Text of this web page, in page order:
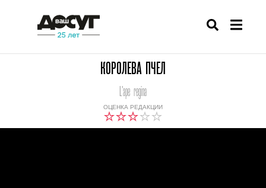
КОРОЛЕВА ПЧЕЛ
ОЦЕНКА РЕДАКЦИИ
L'ape regina